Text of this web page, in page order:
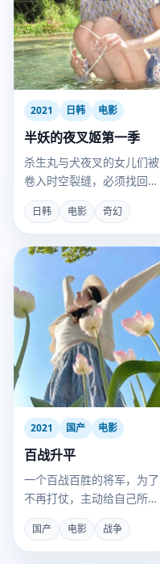
2021 日韩 电影
半妖的夜叉姬第一季
杀生丸与犬夜叉的女儿们被
卷入时空裂缝，必须找回失
落的“刹那”之名。
日韩 电影 奇幻
2021 国产 电影
百战升平
一个百战百胜的将军，为了
不再打仗，主动给自己所有
的胜仗史制造破绽，以求被
朝堂罢免。
国产 电影 战争